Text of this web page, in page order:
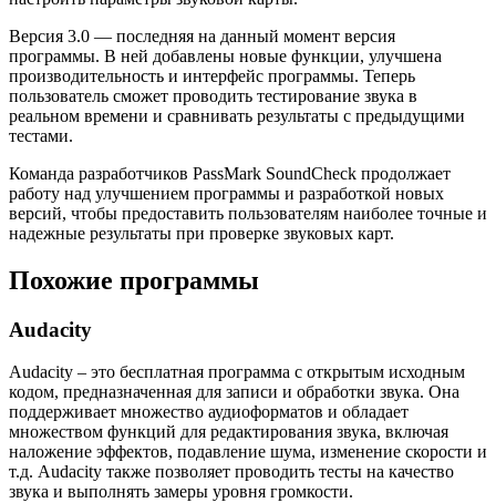
Версия 3.0 — последняя на данный момент версия
программы. В ней добавлены новые функции, улучшена
производительность и интерфейс программы. Теперь
пользователь сможет проводить тестирование звука в
реальном времени и сравнивать результаты с предыдущими
тестами.
Команда разработчиков PassMark SoundCheck продолжает
работу над улучшением программы и разработкой новых
версий, чтобы предоставить пользователям наиболее точные и
надежные результаты при проверке звуковых карт.
Похожие программы
Audacity
Audacity – это бесплатная программа с открытым исходным
кодом, предназначенная для записи и обработки звука. Она
поддерживает множество аудиоформатов и обладает
множеством функций для редактирования звука, включая
наложение эффектов, подавление шума, изменение скорости и
т.д. Audacity также позволяет проводить тесты на качество
звука и выполнять замеры уровня громкости.